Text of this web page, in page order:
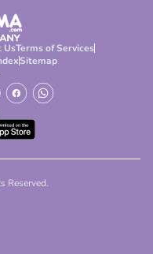
UsTerms of Services
Sitemap
Reserved.